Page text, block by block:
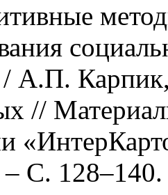
/ А.П.
//
С. 128–140.